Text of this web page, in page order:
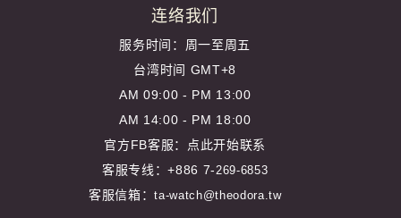
连络我们
服务时间：周一至周五
台湾时间 GMT+8
AM 09:00 - PM 13:00
AM 14:00 - PM 18:00
官方FB客服：
点此开始联系
客服专线：+886 7-269-6853
客服信箱：ta-watch@theodora.tw